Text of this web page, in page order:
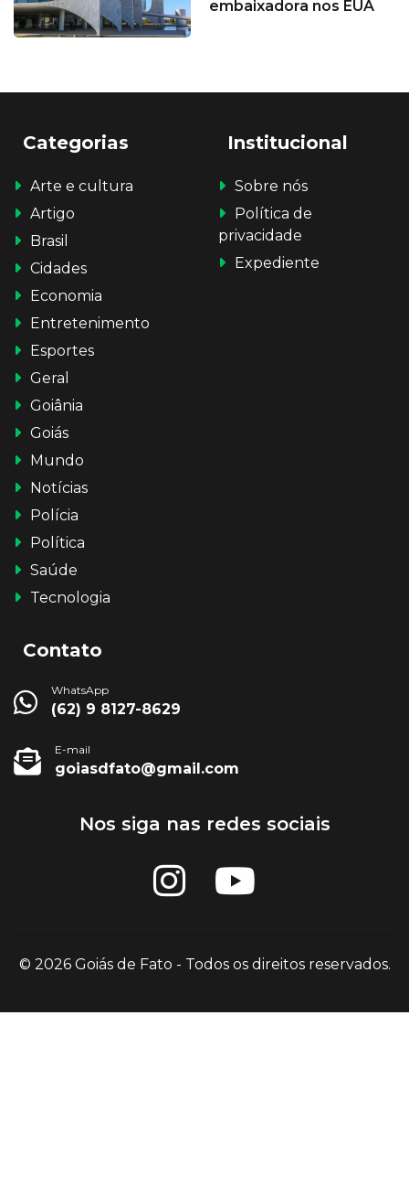
embaixadora nos EUA
Categorias
Arte e cultura
Artigo
Brasil
Cidades
Economia
Entretenimento
Esportes
Geral
Goiânia
Goiás
Mundo
Notícias
Polícia
Política
Saúde
Tecnologia
Institucional
Sobre nós
Política de
privacidade
Expediente
Contato
WhatsApp
(62) 9 8127-8629
E-mail
goiasdfato@gmail.com
Nos siga nas redes sociais
© 2026 Goiás de Fato - Todos os direitos reservados.